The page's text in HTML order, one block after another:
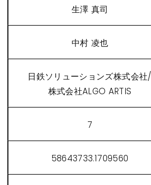
生澤 真司
中村 凌也
日鉄ソリューションズ株式会社/
株式会社ALGO ARTIS
7
58643733.1709560